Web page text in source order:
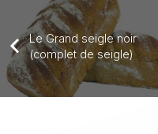
Le Grand seigle noir
(complet de seigle)